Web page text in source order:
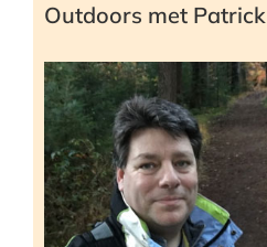
Outdoors met Patrick